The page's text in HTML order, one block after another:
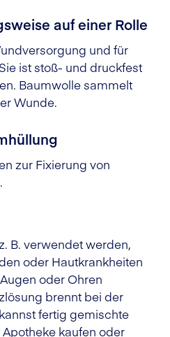
auf einer Rolle
und für
ist stoß- und druckfest
Baumwolle sammelt
Wunde.
zur Fixierung von
B. verwendet werden,
oder Hautkrankheiten
oder Ohren
brennt bei der
fertig gemischte
kaufen oder